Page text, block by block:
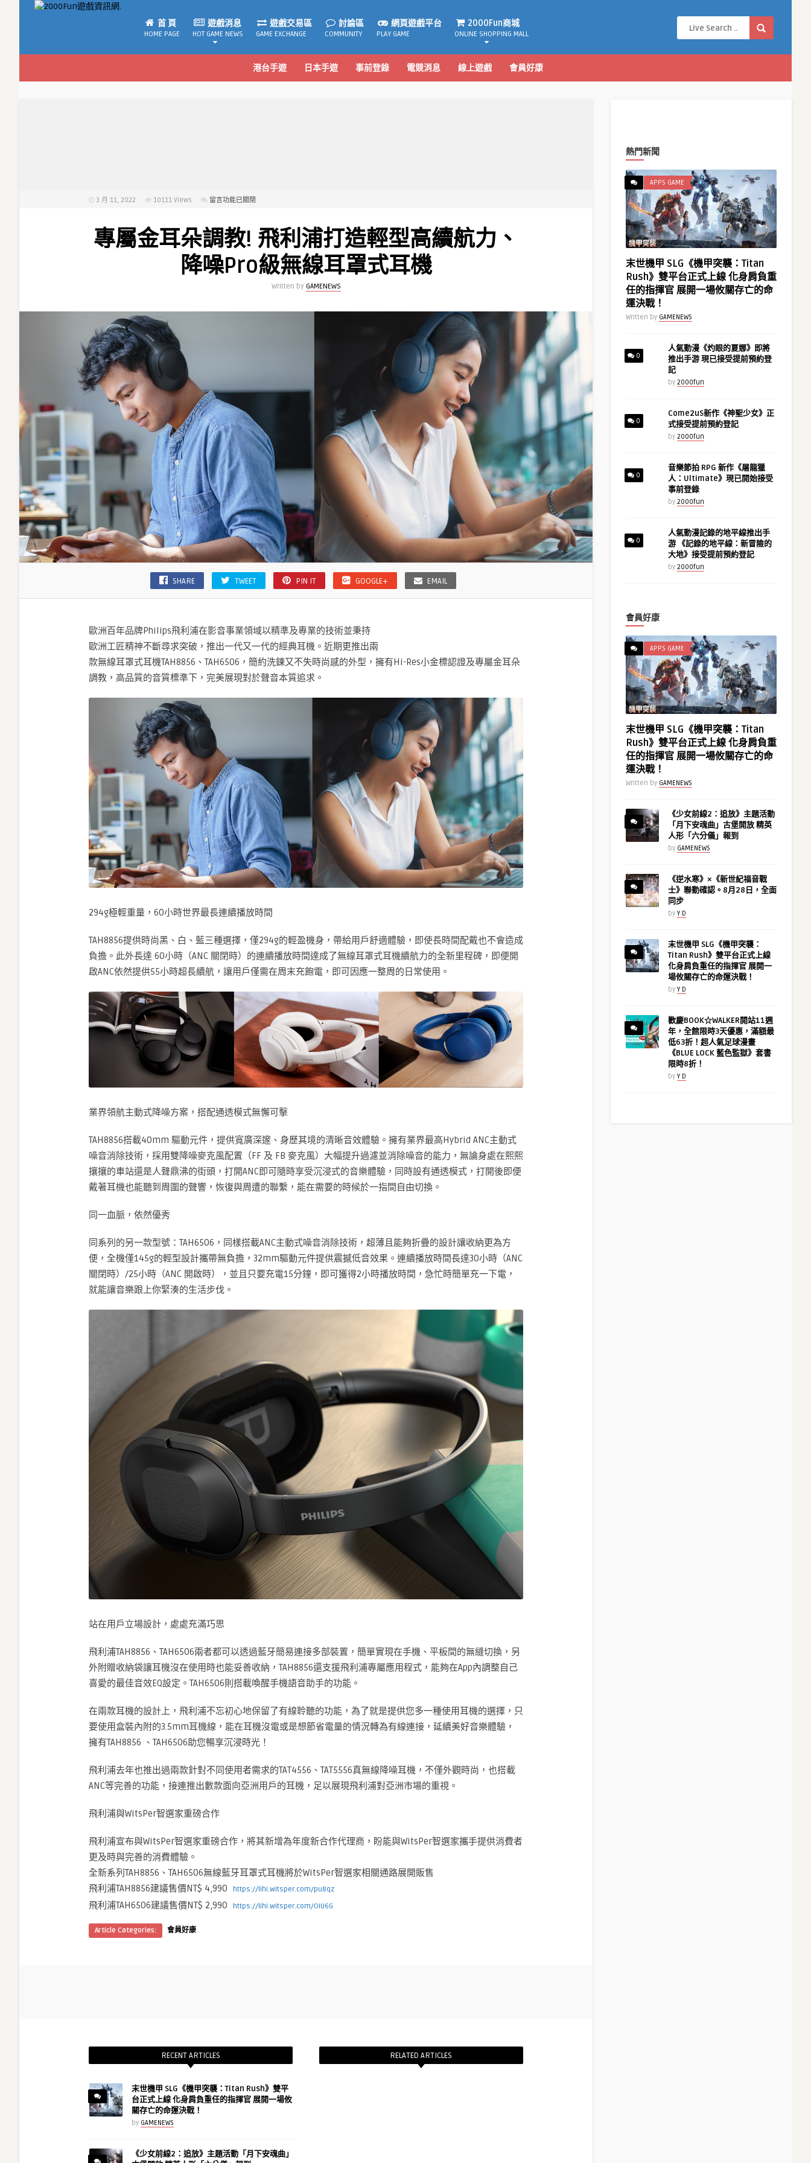
首 頁
HOME PAGE
遊戲消息
HOT GAME NEWS
遊戲交易區
GAME EXCHANGE
討論區
COMMUNITY
網頁遊戲平台
PLAY GAME
2000Fun商城
ONLINE SHOPPING MALL
港台手遊 日本手遊 事前登錄 電競消息 線上遊戲 會員好康
3 月 11, 2022 10111 Views
在
屬
金
耳
朵
高
續
航
力、
降
噪
Pro
級
無
線
耳
罩
耳
機〉
中
留言功能已關閉
專屬金耳朵調教! 飛利浦打造輕型高續航力、
降噪Pro級無線耳罩式耳機
Written by GAMENEWS
SHARE TWEET PIN IT GOOGLE+ EMAIL
歐洲百年品牌Philips飛利浦在影音事業領域以精準及專業的技術並秉持
歐洲工匠精神不斷尋求突破，推出一代又一代的經典耳機。近期更推出兩
款無線耳罩式耳機TAH8856、TAH6506，簡約洗鍊又不失時尚感的外型，擁有Hi-Res小金標認證及專屬金耳朵
調教，高品質的音質標準下，完美展現對於聲音本質追求。
294g極輕重量，60小時世界最長連續播放時間
TAH8856提供時尚黑、白、藍三種選擇，僅294g的輕盈機身，帶給用戶舒適體驗，即使長時間配戴也不會造成
負擔。此外長達 60小時（ANC 關閉時）的連續播放時間達成了無線耳罩式耳機續航力的全新里程碑，即便開
啟ANC依然提供55小時超長續航，讓用戶僅需在周末充飽電，即可因應一整周的日常使用。
業界領航主動式降噪方案，搭配通透模式無懈可擊
TAH8856搭載40mm 驅動元件，提供寬廣深邃、身歷其境的清晰音效體驗。擁有業界最高Hybrid ANC主動式
噪音消除技術，採用雙降噪麥克風配置（FF 及 FB 麥克風）大幅提升過濾並消除噪音的能力，無論身處在熙熙
攘攘的車站還是人聲鼎沸的街頭，打開ANC即可隨時享受沉浸式的音樂體驗，同時設有通透模式，打開後即便
戴著耳機也能聽到周圍的聲響，恢復與周遭的聯繫，能在需要的時候於一指間自由切換。
同一血脈，依然優秀
同系列的另一款型號：TAH6506，同樣搭載ANC主動式噪音消除技術，超薄且能夠折疊的設計讓收納更為方
便，全機僅145g的輕型設計攜帶無負擔，32mm驅動元件提供震撼低音效果。連續播放時間長達30小時（ANC
關閉時）/25小時（ANC 開啟時），並且只要充電15分鐘，即可獲得2小時播放時間，急忙時簡單充一下電，
就能讓音樂跟上你緊湊的生活步伐。
站在用戶立場設計，處處充滿巧思
飛利浦TAH8856、TAH6506兩者都可以透過藍牙簡易連接多部裝置，簡單實現在手機、平板間的無縫切換，另
外附贈收納袋讓耳機沒在使用時也能妥善收納，TAH8856還支援飛利浦專屬應用程式，能夠在App內調整自己
喜愛的最佳音效EQ設定。TAH6506則搭載喚醒手機語音助手的功能。
在兩款耳機的設計上，飛利浦不忘初心地保留了有線聆聽的功能，為了就是提供您多一種使用耳機的選擇，只
要使用盒裝內附的3.5mm耳機線，能在耳機沒電或是想節省電量的情況轉為有線連接，延續美好音樂體驗，
擁有TAH8856 、TAH6506助您暢享沉浸時光！
飛利浦去年也推出過兩款針對不同使用者需求的TAT4556、TAT5556真無線降噪耳機，不僅外觀時尚，也搭載
ANC等完善的功能，接連推出數款面向亞洲用戶的耳機，足以展現飛利浦對亞洲市場的重視。
飛利浦與WitsPer智選家重磅合作
飛利浦宣布與WitsPer智選家重磅合作，將其新增為年度新合作代理商，盼能與WitsPer智選家攜手提供消費者
更及時與完善的消費體驗。
全新系列TAH8856、TAH6506無線藍牙耳罩式耳機將於WitsPer智選家相關通路展開販售
飛利浦TAH8856建議售價NT$ 4,990
https://lihi.witsper.com/pu8qz
飛利浦TAH6506建議售價NT$ 2,990 https://lihi.witsper.com/OiU6G
Article Categories: 會員好康
RECENT ARTICLES
末世機甲 SLG《機甲突襲：Titan Rush》雙平
台正式上線 化身肩負重任的指揮官 展開一場攸
關存亡的命運決戰！
by GAMENEWS
《少女前線2：追放》主題活動「月下安魂曲」
RELATED ARTICLES
熱門新聞
APPS GAME
末世機甲 SLG《機甲突襲：Titan
Rush》雙平台正式上線 化身肩負重
任的指揮官 展開一場攸關存亡的命
運決戰！
Written by GAMENEWS
0
人氣動漫《灼眼的夏娜》即將
推出手游 現已接受提前預約登
記
by 2000fun
0
Come2uS新作《神聖少女》正
式接受提前預約登記
by 2000fun
0
音樂節拍 RPG 新作《屠龍獵
人：Ultimate》現已開始接受
事前登錄
by 2000fun
0
人氣動漫記錄的地平線推出手
游 《記錄的地平線：新冒險的
大地》接受提前預約登記
by 2000fun
會員好康
APPS GAME
末世機甲 SLG《機甲突襲：Titan
Rush》雙平台正式上線 化身肩負重
任的指揮官 展開一場攸關存亡的命
運決戰！
Written by GAMENEWS
《少女前線2：追放》主題活動
「月下安魂曲」古堡開放 精英
人形「六分儀」報到
by GAMENEWS
《逆水寒》×《新世紀福音戰
士》聯動確認。8月28日，全面
同步
by Y D
末世機甲 SLG《機甲突襲：
Titan Rush》雙平台正式上線
化身肩負重任的指揮官 展開一
場攸關存亡的命運決戰！
by Y D
歡慶BOOK☆WALKER開站11週
年，全館限時3天優惠，滿額最
低63折！超人氣足球漫畫
《BLUE LOCK 藍色監獄》套書
限時8折！
by Y D